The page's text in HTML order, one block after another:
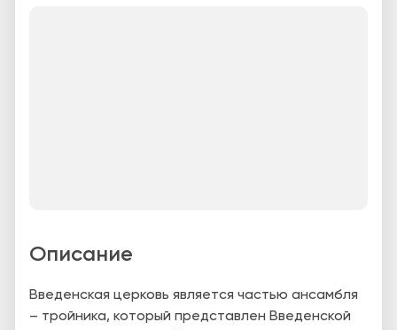
Описание
Введенская церковь является частью ансамбля
– тройника, который представлен Введенской